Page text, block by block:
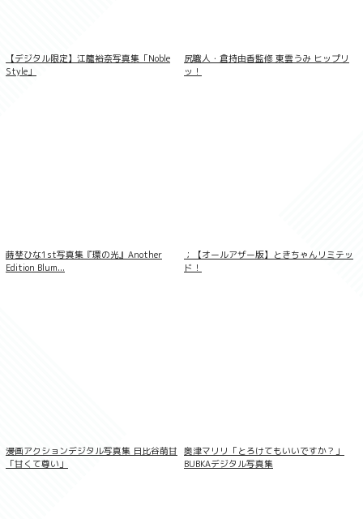
【デジタル限定】江籠裕奈写真集「Noble
Style」
尻職人・倉持由香監修 東雲うみ ヒップリ
ッ！
蒔埜ひな1st写真集『環の光』Another
Edition Blum...
；【オールアザー版】ときちゃんリミテッ
ド！
漫画アクションデジタル写真集 日比谷萌甘
「甘くて尊い」
奥津マリリ「とろけてもいいですか？」
BUBKAデジタル写真集